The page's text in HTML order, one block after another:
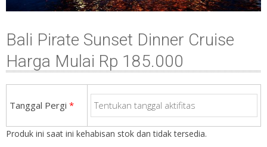
Bali Pirate Sunset Dinner Cruise
Harga Mulai Rp 185.000
Tanggal Pergi *
Produk ini saat ini kehabisan stok dan tidak tersedia.